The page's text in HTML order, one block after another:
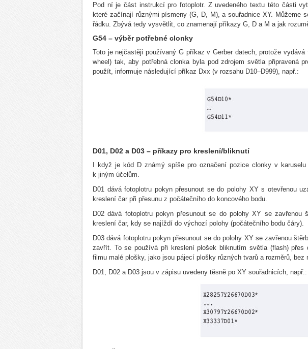
Pod ní je část instrukcí pro fotoplotr. Z uvedeného textu této části
které začínají různými písmeny (G, D, M), a souřadnice XY. Můžeme
řádku. Zbývá tedy vysvětlit, co znamenají příkazy G, D a M a jak
G54 – výběr potřebné clonky
Toto je nejčastěji používaný G příkaz v Gerber datech, protože
wheel) tak, aby potřebná clonka byla pod zdrojem světla připravená
použít, informuje následující příkaz Dxx (v rozsahu D10–D999), např.:
D01, D02 a D03 – příkazy pro kreslení/bliknutí
I když je kód D známý spíše pro označení pozice clonky v
k jiným účelům.
D01 dává fotoplotru pokyn přesunout se do polohy XY s otevřenou
kreslení čar při přesunu z počátečního do koncového bodu.
D02 dává fotoplotru pokyn přesunout se do polohy XY se zavřenou
kreslení čar, kdy se najíždí do výchozí polohy (počátečního bodu čáry).
D03 dává fotoplotru pokyn přesunout se do polohy XY se zavřenou
zavřít. To se používá při kreslení plošek bliknutím světla (flash)
filmu malé plošky, jako jsou pájecí plošky různých tvarů a rozměrů,
D01, D02 a D03 jsou v zápisu uvedeny těsně po XY souřadnicích, např.: